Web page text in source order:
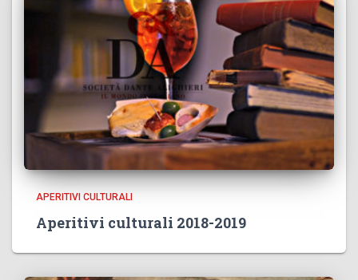
APERITIVI CULTURALI
Aperitivi culturali 2018-2019